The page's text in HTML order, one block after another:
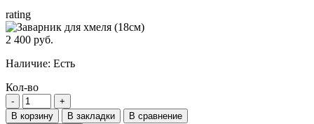
rating
2 400 руб.
Наличие: Есть
Кол-во
В корзину В закладки
В сравнение